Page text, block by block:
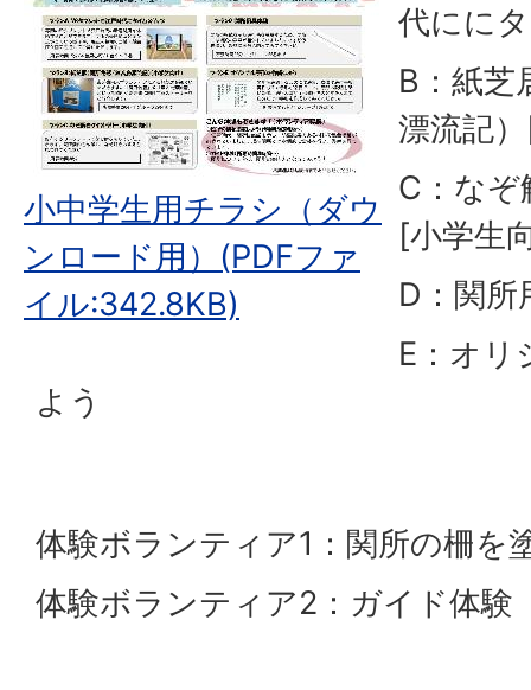
小中学生用チラシ（ダウ
ンロード用）(PDFファ
イル:342.8KB)
代にに
B：紙芝
漂流記
C：な
[小学生
D：関所
E：オリ
よう
体験ボランティア1：関所の柵を
体験ボランティア2：ガイド体験